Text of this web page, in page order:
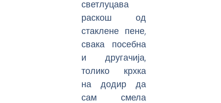
светлуцава
раскош од
стаклене пене,
свака посебна
и другачија,
толико крхка
на додир да
сам смела